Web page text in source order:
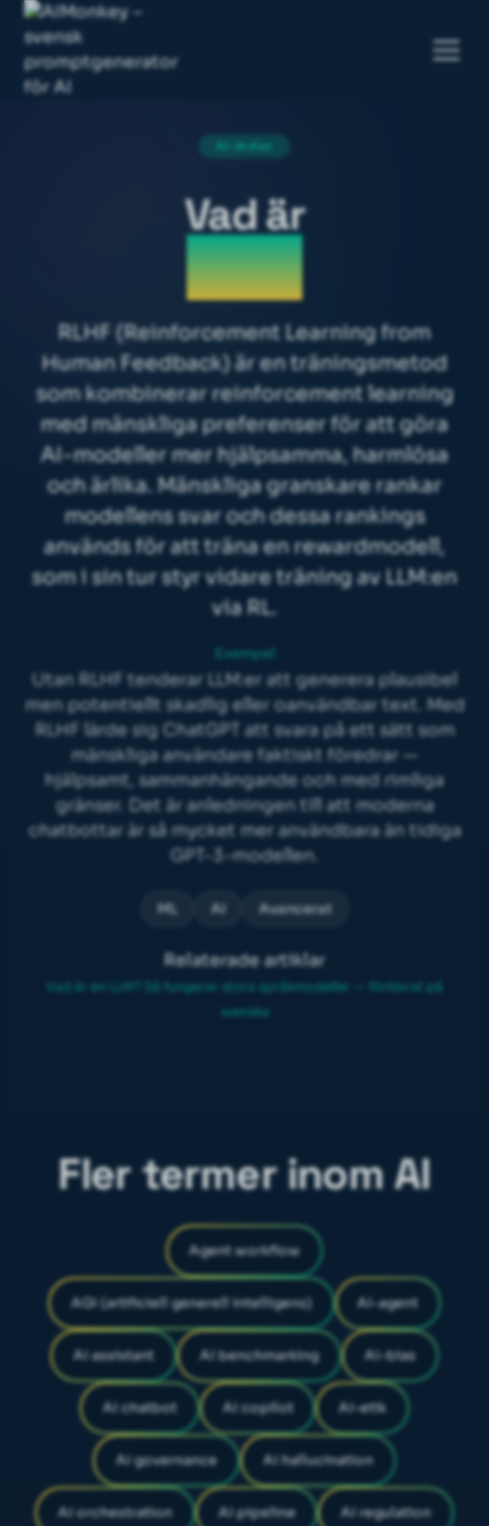
AI-skolan
Vad är
RLHF
RLHF (Reinforcement Learning from
Human Feedback) är en träningsmetod
som kombinerar reinforcement learning
med mänskliga preferenser för att göra
AI-modeller mer hjälpsamma, harmlösa
och ärlika. Mänskliga granskare rankar
modellens svar och dessa rankings
används för att träna en rewardmodell,
som i sin tur styr vidare träning av LLM:en
via RL.
Exempel
Utan RLHF tenderar LLM:er att generera plausibel
men potentiellt skadlig eller oanvändbar text. Med
RLHF lärde sig ChatGPT att svara på ett sätt som
mänskliga användare faktiskt föredrar —
hjälpsamt, sammanhängande och med rimliga
gränser. Det är anledningen till att moderna
chatbottar är så mycket mer användbara än tidiga
GPT-3-modellen.
ML AI Avancerat
Relaterade artiklar
Vad är en LLM? Så fungerar stora språkmodeller — förklarat på
svenska
Fler termer inom AI
Agent workflow
AGI (artificiell generell intelligens) AI-agent
AI assistant AI benchmarking AI-bias
AI chatbot AI copilot AI-etik
AI governance AI hallucination
AI orchestration AI pipeline AI regulation